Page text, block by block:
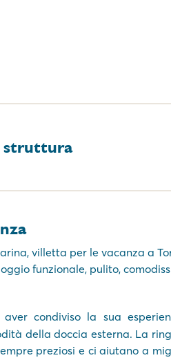
struttura
villetta per le vacanza a
funzionale, pulito,
condiviso la sua
della doccia esterna. La
preziosi e ci aiutano a